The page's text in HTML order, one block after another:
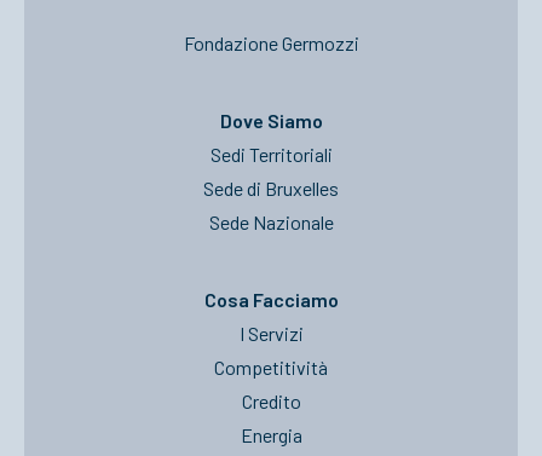
Fondazione Germozzi
Dove Siamo
Sedi Territoriali
Sede di Bruxelles
Sede Nazionale
Cosa Facciamo
I Servizi
Competitività
Credito
Energia